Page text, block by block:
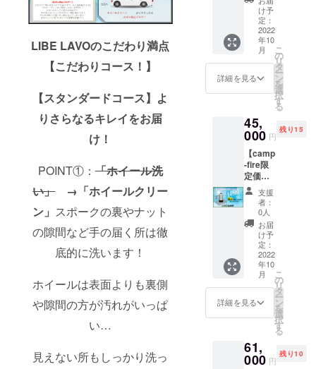
LIBE LAVOのこだわり満点
【こだわりコース！】
【スタンダードコース】よ
りさらなるキレイをお届
け！
POINT①： 「ホイール洗
い」→「ホイールクリー
ン」 スポークの裏やナット
の隙間など手の届く所は徹
底的に洗います！
ホイールは表面よりも裏側
や隙間の方が汚れがいっぱ
い…
見えない所もしっかり洗っ
た注意
事項を
御確認
お願い
いたし
ご不明
点があ
問い合
わせく
ださ
い。
のメー
カーと
車種の
記入を
お願い
す。 ま
たリ
当日の
ご指定
場所の
ご記入
をお願
いいた
しま
す。 ま
た注意
事項を
御確認
お願い
いたし
ます。
ご不明
りまし
たらお
ださ
い。
に！※②
と同条
件にな
りま
す。 月
に１回
以上ご
てもお
得にご
利用頂
けま
す。 ※
期間は
メン
バー加
入後、
最初の
ご依頼
から１
年間に
なりま
す。 プ
クト成
立後メ
ドを郵
送いた
～ ・水
シミが
残らな
い ・水
シミが
残らな
いので
・ふき
取り不
要なの
で時短
＆労力
削減 ・
不純物
がない
ので水
切れが
良い ・
炎天下
での洗
車でも
焦らな
くて良
い ・窓
時の水
抜けの
￥3,000
-OFF イ
オン交
換樹脂
【5L】
の純水
機を限
定発
ンタッ
チで接
続完
了！す
ぐにお
使いい
ただけ
ます！
～メ
リット
～ ・水
シミが
残らな
い ・水
シミが
残らな
いので
・ふき
取り不
け予
定：
2022
年10
月
詳細を見る
こ
の
リ
タ
ー
ン
を
選
択
す
る
45,
000 円
残り15
【camp
-fire限
定価
格】 販
売予定
価格４
７００
０円→
４５０
００円
イオン
交換樹
脂
【5L】
の純水
機を限
売！ ワ
ンタッ
支援
者：
0人
お届
け予
定：
2022
年10
月
詳細を見る
こ
の
リ
タ
ー
ン
を
選
択
す
る
61,
000 円
残り10